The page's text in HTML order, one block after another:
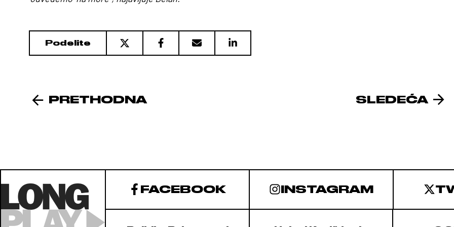
Podelite
PRETHODNA SLEDEĆA
FACEBOOK INSTAGRAM